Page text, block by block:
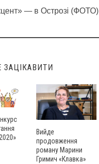
— в Острозі (ФОТО)
Вийде
продовження
роману Марини
Гримич «Клавка»